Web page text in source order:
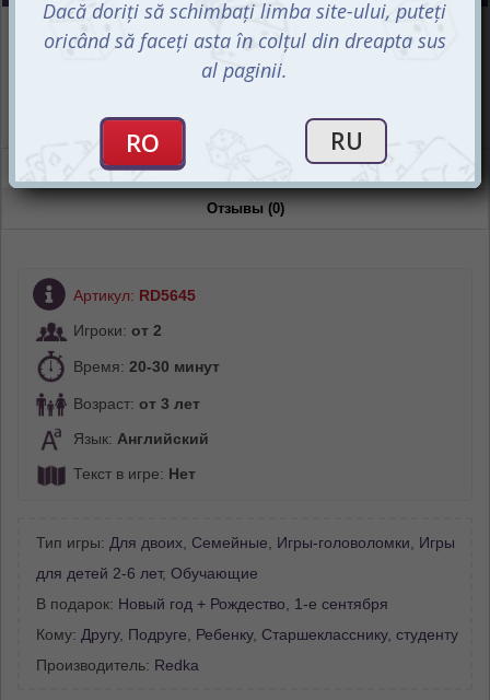
Интернет-магазин
Есть в наличии
Есть в наличии
Отзывы (0)
Артикул: RD5645
Игроки: от 2
Время: 20-30 минут
Возраст: от 3 лет
Язык: Английский
Текст в игре: Нет
Тип игры: Для двоих Семейные Игры-головоломки
Игры
для детей 2-6 лет, Обучающие
В подарок: Новый год + Рождество
1-е сентября
Кому: Другу, Подруге Ребенку, Старшекласснику, студенту
Производитель: Redka